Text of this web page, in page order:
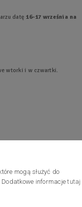
datę 16-17 września na
wtorki i w czwartki.
mogą służyć do
Dodatkowe informacjetutaj